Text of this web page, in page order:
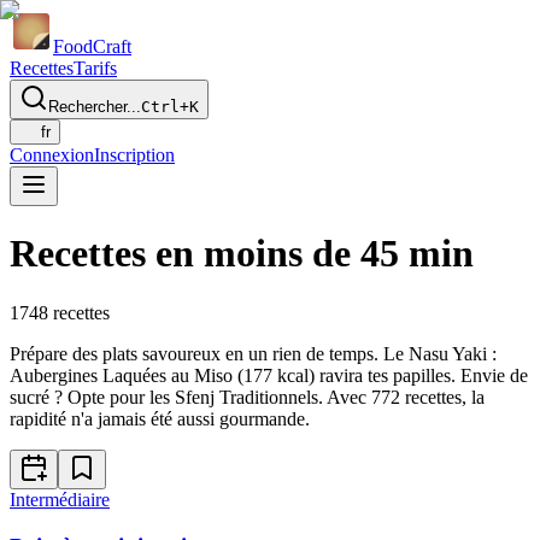
FoodCraft
RecettesTarifs
Rechercher...Ctrl+K
fr
ConnexionInscription
Recettes en moins de 45 min
1748 recettes
Prépare des plats savoureux en un rien de temps. Le Nasu Yaki :
Aubergines Laquées au Miso (177 kcal) ravira tes papilles. Envie de
sucré ? Opte pour les Sfenj Traditionnels. Avec 772 recettes, la
rapidité n'a jamais été aussi gourmande.
Intermédiaire